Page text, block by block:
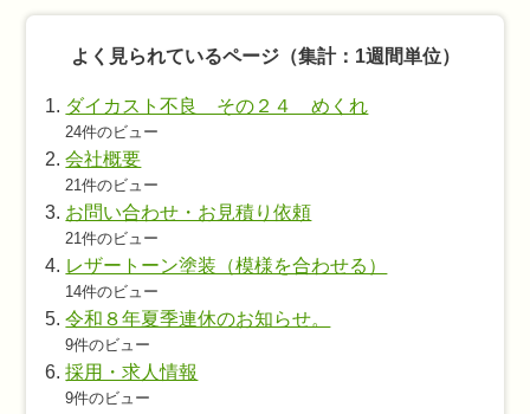
よく見られているページ（集計：1週間単位）
ダイカスト不良 その２４ めくれ
24件のビュー
会社概要
21件のビュー
お問い合わせ・お見積り依頼
21件のビュー
レザートーン塗装（模様を合わせる）
14件のビュー
令和８年夏季連休のお知らせ。
9件のビュー
採用・求人情報
9件のビュー